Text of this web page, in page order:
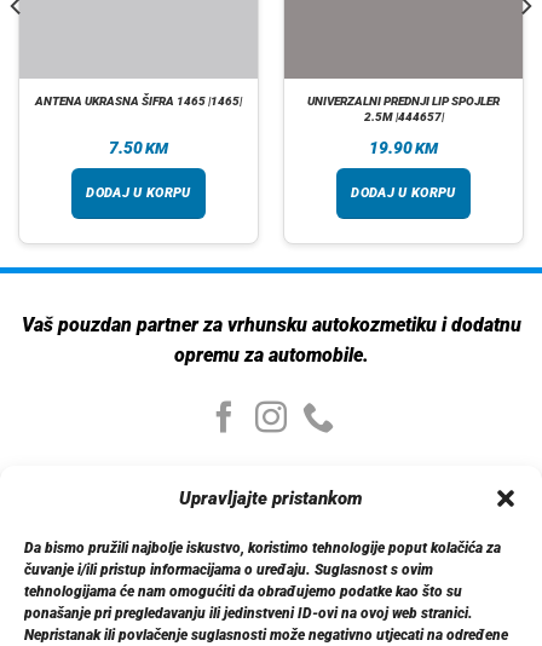
Upravljajte pristankom
Da bismo pružili najbolje iskustvo, koristimo tehnologije poput kolačića za
čuvanje i/ili pristup informacijama o uređaju. Suglasnost s ovim
tehnologijama će nam omogućiti da obrađujemo podatke kao što su
ponašanje pri pregledavanju ili jedinstveni ID-ovi na ovoj web stranici.
Nepristanak ili povlačenje suglasnosti može negativno utjecati na određene
ANTENA UKRASNA ŠIFRA 1465 |1465|
7.50KM
DODAJ U KORPU
UNIVERZALNI PREDNJI LIP SPOJLER
2.5M |444657|
19.90KM
DODAJ U KORPU
Vaš pouzdan partner za vrhunsku autokozmetiku i dodatnu
opremu za automobile.
Moj nalog
Moj nalog
Moje narudžbe
Detalji računa
Log out
Informacije